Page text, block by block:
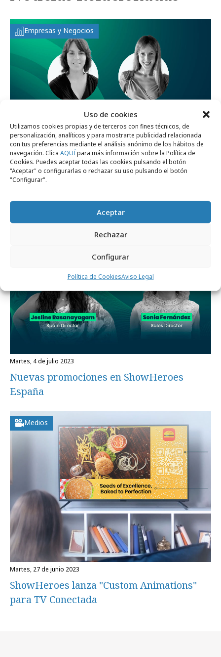
Uso de cookies
Utilizamos cookies propias y de terceros con fines técnicos, de
personalización, analíticos y para mostrarte publicidad relacionada
con tus preferencias mediante el análisis anónimo de los hábitos de
navegación. Clica AQUÍpara más información sobre la Política de
Cookies. Puedes aceptar todas las cookies pulsando el botón
"Aceptar" o configurarlas o rechazar su uso pulsando el botón
"Configurar".
Aceptar
Rechazar
Configurar
Política de CookiesAviso Legal
Empresas y Negocios
jueves, 26 de octubre 2023
Bainet y ShowHeroes crean e impulsan
Agencias
martes, 4 de julio 2023
Nuevas promociones en ShowHeroes
España
Medios
martes, 27 de junio 2023
ShowHeroes lanza "Custom Animations"
para TV Conectada